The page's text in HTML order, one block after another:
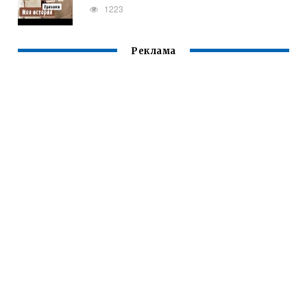
1223
Реклама